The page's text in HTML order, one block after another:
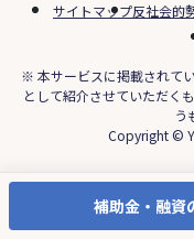
サイトマップ反社会的
※ 本サービスに掲載されて
として紹介させていただく
う
Copyright ©
補助金・融資